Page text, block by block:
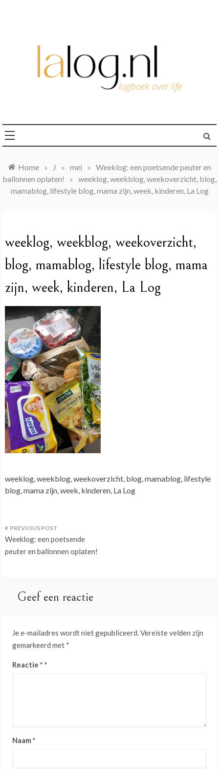
Home » J » mei » Weeklog: een poetsende peuter en
ballonnen oplaten!
» weeklog, weekblog, weekoverzicht, blog,
mamablog, lifestyle blog, mama zijn, week, kinderen, La Log
weeklog, weekblog, weekoverzicht,
blog, mamablog, lifestyle blog, mama
zijn, week, kinderen, La Log
weeklog, weekblog, weekoverzicht, blog, mamablog, lifestyle
blog, mama zijn, week, kinderen, La Log
Bericht
navigatie
Weeklog: een poetsende
peuter en ballonnen oplaten!
Geef een reactie
Je e-mailadres wordt niet gepubliceerd.Vereiste velden zijn
gemarkeerd met *
Reactie *
Naam *